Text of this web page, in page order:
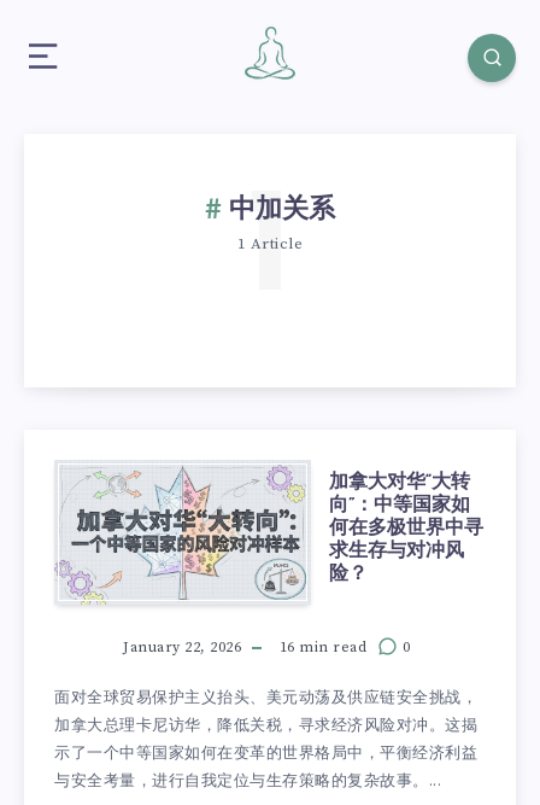
中加关系
1 Article
1
加拿大对华“大转
向”：中等国家如
何在多极世界中寻
求生存与对冲风
险？
January 22, 2026 16 min read 0
面对全球贸易保护主义抬头、美元动荡及供应链安全挑战，
加拿大总理卡尼访华，降低关税，寻求经济风险对冲。这揭
示了一个中等国家如何在变革的世界格局中，平衡经济利益
与安全考量，进行自我定位与生存策略的复杂故事。...